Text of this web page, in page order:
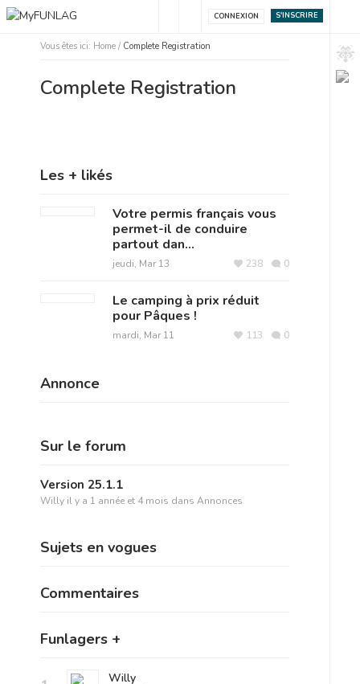
S'INSCRIRE
CONNEXION
Vous êtes ici: Home / Complete Registration
Complete Registration
Les + likés
Votre permis français vous
permet-il de conduire
partout dan...
jeudi, Mar 13 0
238
Le camping à prix réduit
pour Pâques !
mardi, Mar 11 0
113
Annonce
Sur le forum
Version 25.1.1
Willy il y a 1 année et 4 mois dans Annonces
Sujets en vogues
Commentaires
Funlagers +
Willy